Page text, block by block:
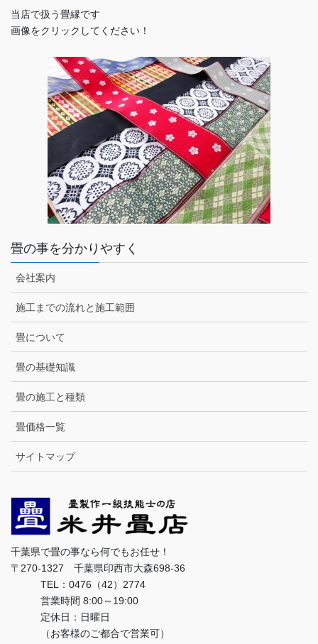
当店で扱う畳縁です
画像をクリックしてください！
畳の事を分かりやすく
会社案内
施工までの流れと施工範囲
畳について
畳の基礎知識
畳の施工と種類
畳価格一覧
サイトマップ
千葉県で畳の事なら何でもお任せ！
〒270-1327 千葉県印西市大森698-36
TEL：0476（42）2774
営業時間 8:00～19:00
定休日：日曜日
（お客様のご都合で営業可）